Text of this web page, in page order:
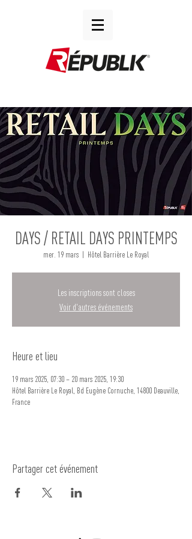
DAYS / RETAIL DAYS PRINTEMPS
mer. 19 mars
  |
Hôtel Barrière Le Royal
Les inscriptions sont closes
Voir d'autres événements
Heure et lieu
19 mars 2025, 07:30 – 20 mars 2025, 19:30
Hôtel Barrière Le Royal, Bd Eugène Cornuche, 14800 Deauville,
France
Partager cet événement